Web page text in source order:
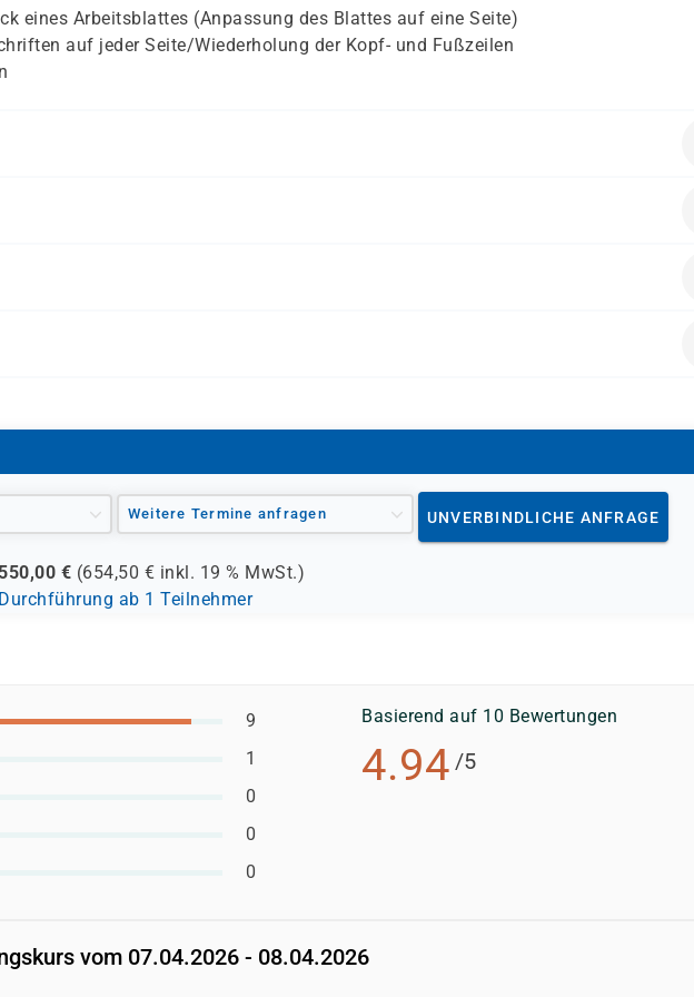
eines Arbeitsblattes (Anpassung des Blattes auf eine Seite)
auf jeder Seite/Wiederholung der Kopf- und Fußzeilen
Eingabe und Veränderung von Daten auftreten können und wie das Programm
Kundenwunsch
Weitere Termine anfragen UNVERBINDLICHE ANFRAGE
550,00 € (654,50 € inkl. 19 % MwSt.)
Durchführung ab 1 Teilnehmer
9
1
0
0
0
Basierend auf 10 Bewertungen
4.94 /5
vom 07.04.2026 - 08.04.2026